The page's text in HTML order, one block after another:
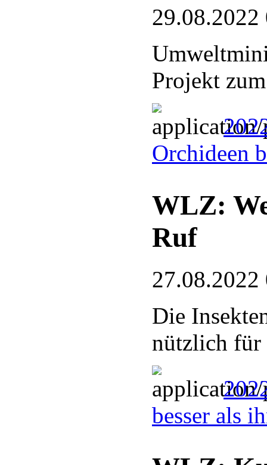
29.08.2022
Projekt
Orchideen
WLZ:
Ruf
27.08.2022
Die
nützlich für
besser als